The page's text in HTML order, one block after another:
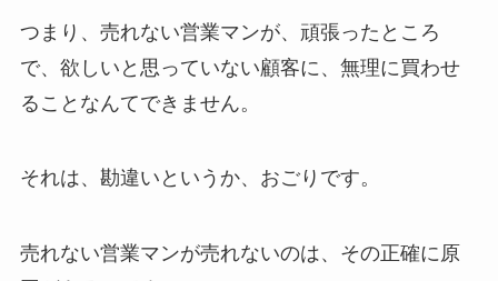
つまり、売れない営業マンが、頑張ったところ
で、欲しいと思っていない顧客に、無理に買わせ
ることなんてできません。
それは、勘違いというか、おごりです。
売れない営業マンが売れないのは、その正確に原